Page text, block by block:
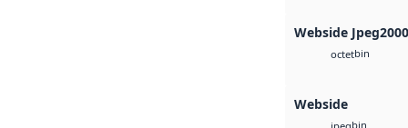
Webside Jpeg2000
octetbin
Webside
bin